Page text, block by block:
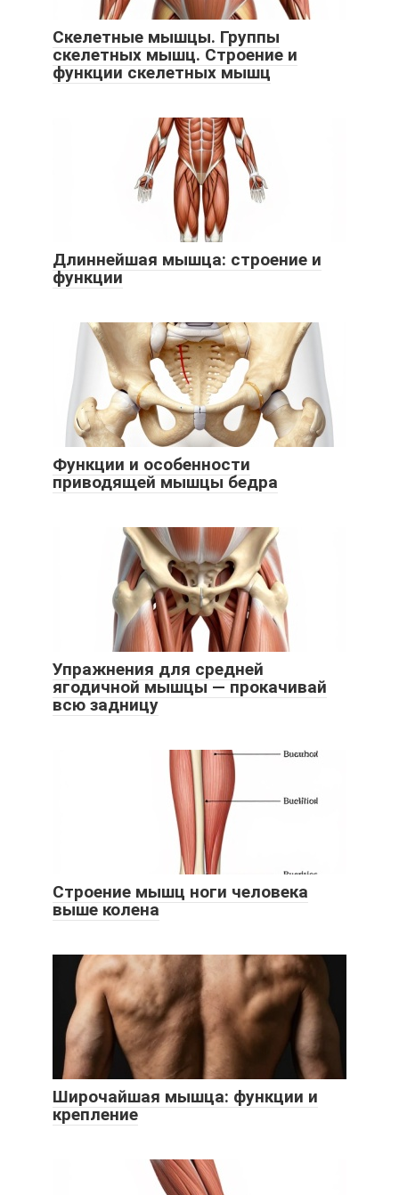
Скелетные мышцы. Группы
скелетных мышц. Строение и
функции скелетных мышц
Длиннейшая мышца: строение и
функции
Функции и особенности
приводящей мышцы бедра
Упражнения для средней
ягодичной мышцы — прокачивай
всю задницу
Строение мышц ноги человека
выше колена
Широчайшая мышца: функции и
крепление